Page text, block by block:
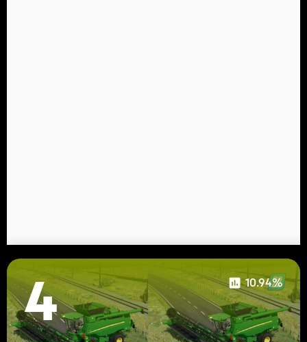
4 10.94%